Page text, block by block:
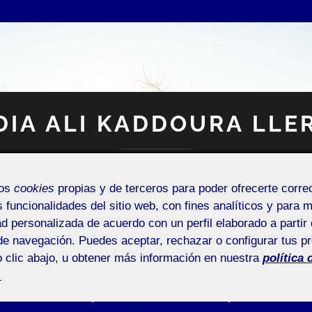
ALI KADDOURA
cookies propias y de terceros para poder ofrecerte
funcionalidades del sitio web, con fines analíticos y para
personalizada de acuerdo con un perfil elaborado a partir
navegación. Puedes aceptar, rechazar o configurar tus
clic abajo, u obtener más información en nuestra política